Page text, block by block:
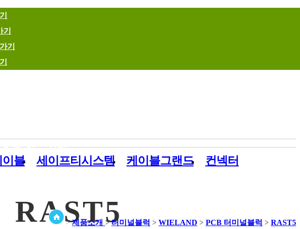
기
통 전문기업
블 세이프티시스템 케이블그랜드 컨넥터
>제품소개 >터미널블럭 > WIELAND > PCB 터미널블럭 > RAST5
RAST5